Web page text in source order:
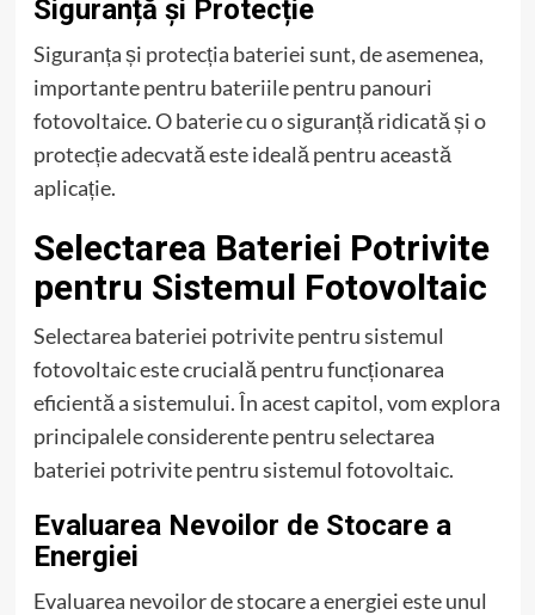
Siguranță și Protecție
Siguranța și protecția bateriei sunt, de asemenea,
importante pentru bateriile pentru panouri
fotovoltaice. O baterie cu o siguranță ridicată și o
protecție adecvată este ideală pentru această
aplicație.
Selectarea Bateriei Potrivite
pentru Sistemul Fotovoltaic
Selectarea bateriei potrivite pentru sistemul
fotovoltaic este crucială pentru funcționarea
eficientă a sistemului. În acest capitol, vom explora
principalele considerente pentru selectarea
bateriei potrivite pentru sistemul fotovoltaic.
Evaluarea Nevoilor de Stocare a
Energiei
Evaluarea nevoilor de stocare a energiei este unul